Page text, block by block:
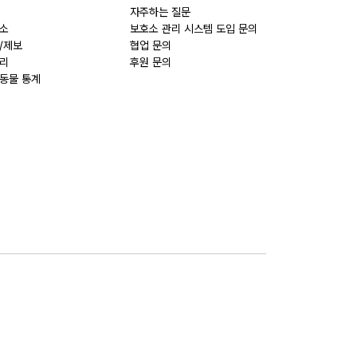
제보
물 통계
자주하는 질문
보호소 관리 시스템 도입 문의
협업 문의
후원 문의